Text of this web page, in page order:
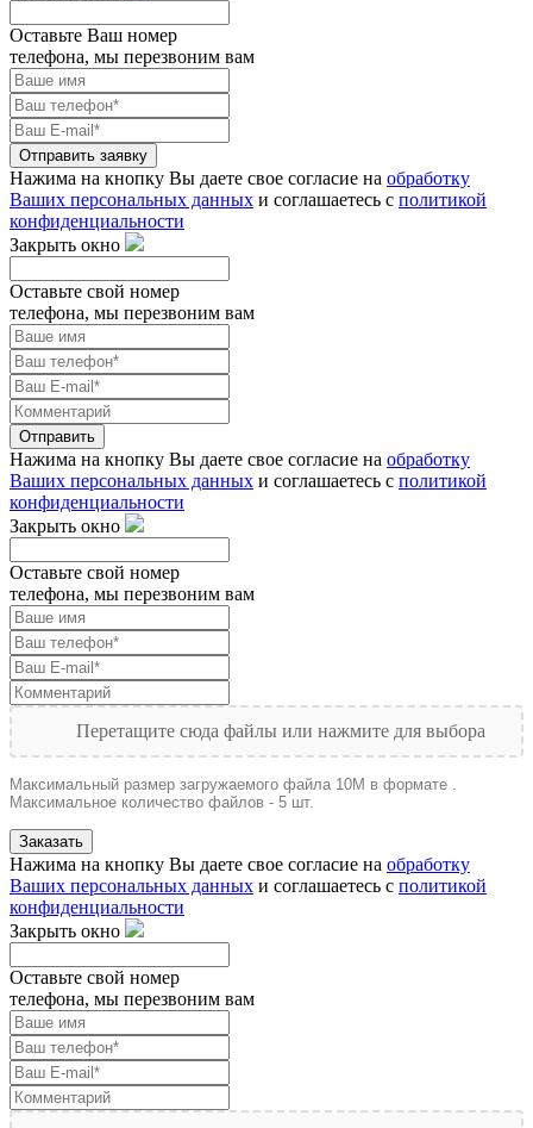
Оставьте Ваш номер
телефона, мы перезвоним вам
Отправить заявку
Нажима на кнопку Вы даете свое согласие на обработку
Ваших персональных данных и соглашаетесь с политикой
конфиденциальности
Закрыть окно
Оставьте свой номер
телефона, мы перезвоним вам
Отправить
Нажима на кнопку Вы даете свое согласие на обработку
Ваших персональных данных и соглашаетесь с политикой
конфиденциальности
Закрыть окно
Оставьте свой номер
телефона, мы перезвоним вам
Перетащите сюда файлы или нажмите для выбора
Максимальный размер загружаемого файла 10M в формате .
Максимальное количество файлов - 5 шт.
Заказать
Нажима на кнопку Вы даете свое согласие на обработку
Ваших персональных данных и соглашаетесь с политикой
конфиденциальности
Закрыть окно
Оставьте свой номер
телефона, мы перезвоним вам